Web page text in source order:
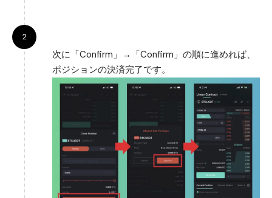
次に「Confirm」→「Confirm」の順に進めれば、
ポジションの決済完了です。